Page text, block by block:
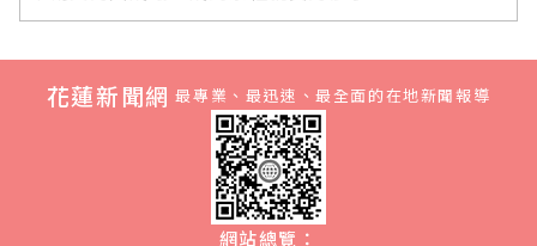
花蓮新聞網 最專業、最迅速、最全面的在地新聞報導
網站總覽：